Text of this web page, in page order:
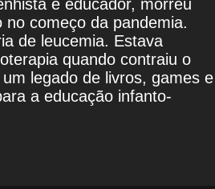
e educador, morreu
começo da pandemia.
de leucemia. Estava
quando contraiu o
legado de livros, games e
a educação infanto-